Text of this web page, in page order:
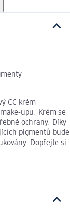
CC krém
upu. Krém se
ochrany. Díky
pigmentů bude
Dopřejte si